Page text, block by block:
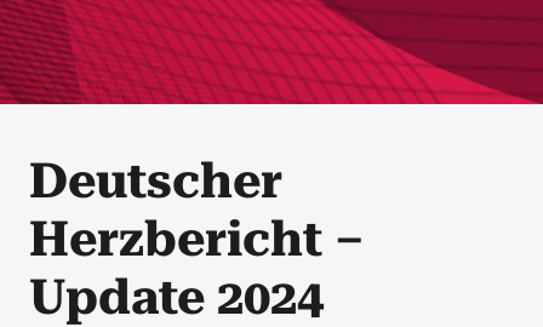
Deutscher
Herzbericht –
Update 2024